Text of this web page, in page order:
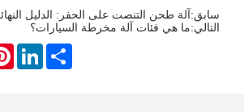
سابق:آلة طحن التنصت على الحفر: الدليل
التالي:ما هي فئات آلة مخرطة السيارات؟
LinkedInShare